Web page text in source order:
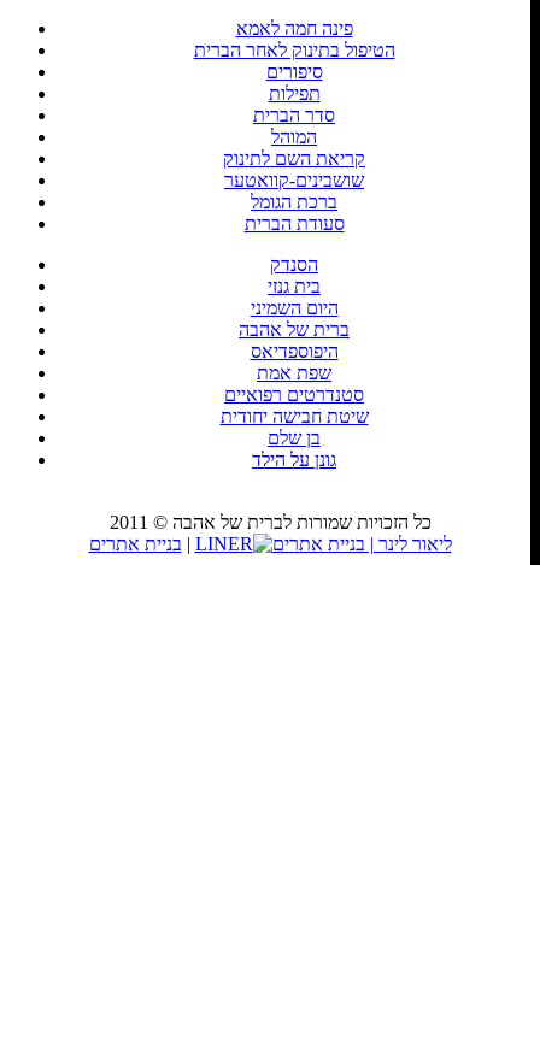
פינה חמה לאמא
הטיפול בתינוק לאחר הברית
סיפורים
תפילות
סדר הברית
המוהל
קריאת השם לתינוק
שושבינים-קוואטער
ברכת הגומל
סעודת הברית
הסנדק
בית גנזי
היום השמיני
ברית של אהבה
היפוספדיאס
שפת אמת
סטנדרטים רפואיים
שיטת חבישה יחודית
בן שלם
גונן על הילד
כל הזכויות שמורות לברית של אהבה © 2011
בניית אתרים | LINER